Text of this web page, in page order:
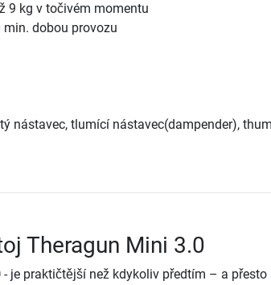
9 kg v točivém momentu
dobou provozu
nástavec, tlumící nástavec(dampender),
Theragun Mini 3.0
- je praktičtější než kdykoliv předtím – a přesto